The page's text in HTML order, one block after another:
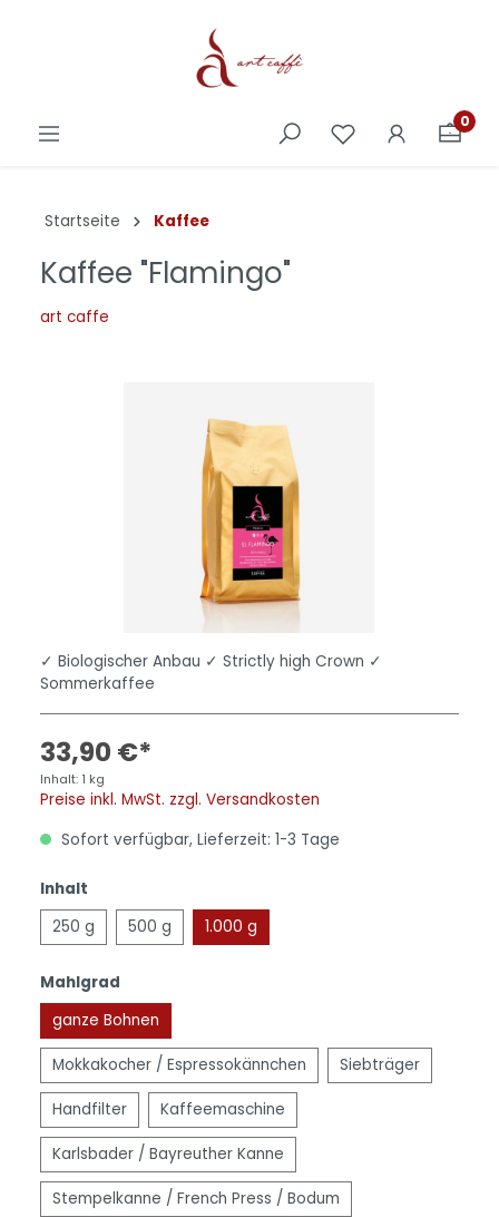
0
Startseite Kaffee
Kaffee "Flamingo"
art caffe
✓ Biologischer Anbau ✓ Strictly high Crown ✓
Sommerkaffee
33,90 €*
Inhalt: 1 kg
Preise inkl. MwSt. zzgl. Versandkosten
Sofort verfügbar, Lieferzeit: 1-3 Tage
Inhalt
250 g
500 g 1.000 g
Mahlgrad
ganze Bohnen
Mokkakocher / Espressokännchen Siebträger
Handfilter Kaffeemaschine
Karlsbader / Bayreuther Kanne
Stempelkanne / French Press / Bodum